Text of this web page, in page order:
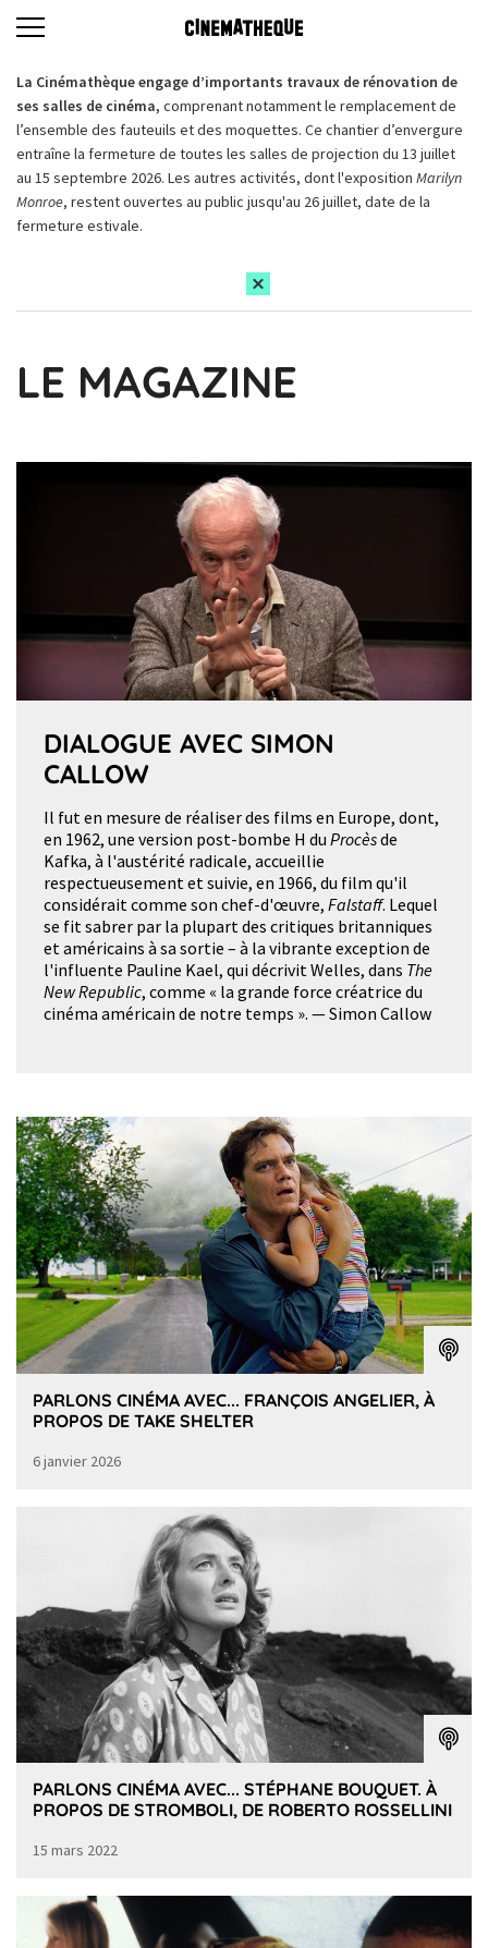
La Cinémathèque engage d’importants travaux de rénovation de
ses salles de cinéma, comprenant notamment le remplacement de
l’ensemble des fauteuils et des moquettes. Ce chantier d’envergure
entraîne la fermeture de toutes les salles de projection du 13 juillet
au 15 septembre 2026. Les autres activités, dont l'exposition Marilyn
Monroe, restent ouvertes au public jusqu'au 26 juillet, date de la
fermeture estivale.
LE MAGAZINE
DIALOGUE AVEC SIMON
CALLOW
Il fut en mesure de réaliser des films en Europe, dont,
en 1962, une version post-bombe H du Procèsde
Kafka, à l'austérité radicale, accueillie
respectueusement et suivie, en 1966, du film qu'il
considérait comme son chef-d'œuvre, Falstaff. Lequel
se fit sabrer par la plupart des critiques britanniques
et américains à sa sortie – à la vibrante exception de
l'influente Pauline Kael, qui décrivit Welles, dans The
New Republic, comme « la grande force créatrice du
cinéma américain de notre temps ». — Simon Callow
PARLONS CINÉMA AVEC... FRANÇOIS ANGELIER, À
PROPOS DE TAKE SHELTER
6 janvier 2026
PARLONS CINÉMA AVEC... STÉPHANE BOUQUET. À
PROPOS DE STROMBOLI, DE ROBERTO ROSSELLINI
15 mars 2022